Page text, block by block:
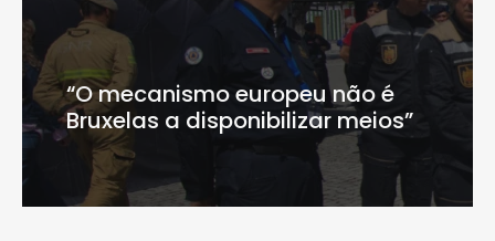
“O mecanismo europeu não é
Bruxelas a disponibilizar meios”